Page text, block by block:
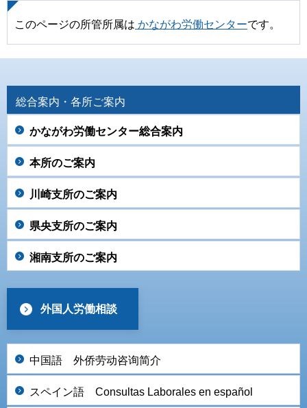
このページの所管所属は かながわ労働センターです。
総合案内・各所ご案内
かながわ労働センター総合案内
本所のご案内
川崎支所のご案内
県央支所のご案内
湘南支所のご案内
外国人労働相談
中国語 外侨劳动咨询简介
スペイン語 Consultas Laborales en español